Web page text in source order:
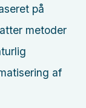
på
metoder
af